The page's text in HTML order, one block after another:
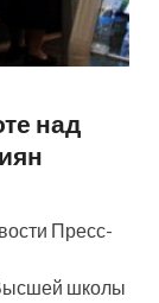
над
Пресс-
школы